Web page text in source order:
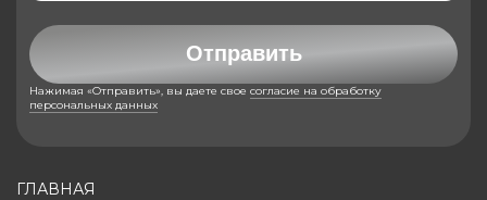
ГЛАВНАЯ
Отправить
Нажимая «Отправить», вы даете свое согласие на обработку
персональных данных